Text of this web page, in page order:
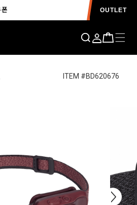
OUTLET
드램프 S26
ITEM #BD620676